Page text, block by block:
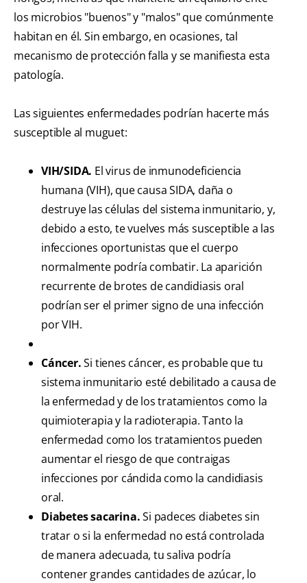
los microbios "buenos" y "malos" que comúnmente
habitan en él. Sin embargo, en ocasiones, tal
mecanismo de protección falla y se manifiesta esta
patología.
Las siguientes enfermedades podrían hacerte más
susceptible al muguet:
VIH/SIDA. El virus de inmunodeficiencia
humana (VIH), que causa SIDA, daña o
destruye las células del sistema inmunitario, y,
debido a esto, te vuelves más susceptible a las
infecciones oportunistas que el cuerpo
normalmente podría combatir. La aparición
recurrente de brotes de candidiasis oral
podrían ser el primer signo de una infección
por VIH.
Cáncer.Si tienes cáncer, es probable que tu
sistema inmunitario esté debilitado a causa de
la enfermedad y de los tratamientos como la
quimioterapia y la radioterapia. Tanto la
enfermedad como los tratamientos pueden
aumentar el riesgo de que contraigas
infecciones por cándida como la candidiasis
oral.
Diabetes sacarina.Si padeces diabetes sin
tratar o si la enfermedad no está controlada
de manera adecuada, tu saliva podría
contener grandes cantidades de azúcar, lo